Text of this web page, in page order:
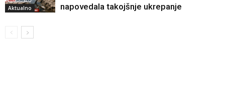
Aktualno napovedala takojšnje ukrepanje